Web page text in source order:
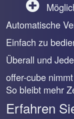
Automatische
Einfach zu
Überall und
offer-cube
So bleibt mehr
Erfahren